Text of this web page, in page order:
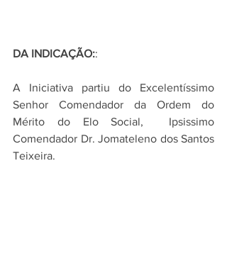
DA INDICAÇÃO::
A Iniciativa partiu do Excelentíssimo
Senhor Comendador da Ordem do
Mérito do Elo Social,  Ipsissimo
Comendador Dr. Jomateleno dos Santos
Teixeira.